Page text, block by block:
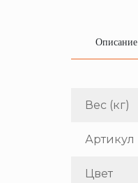
Описание
Вес (кг)
Артикул
Цвет